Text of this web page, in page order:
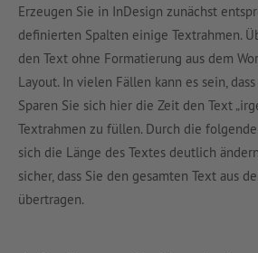
Erzeugen Sie in InDesign zunächst
definierten Spalten einige Textrahmen.
den Text ohne Formatierung aus dem
Layout. In vielen Fällen kann es sein,
Sparen Sie sich hier die Zeit den Text
Textrahmen zu füllen. Durch die
sich die Länge des Textes deutlich
sicher, dass Sie den gesamten Text aus
übertragen.